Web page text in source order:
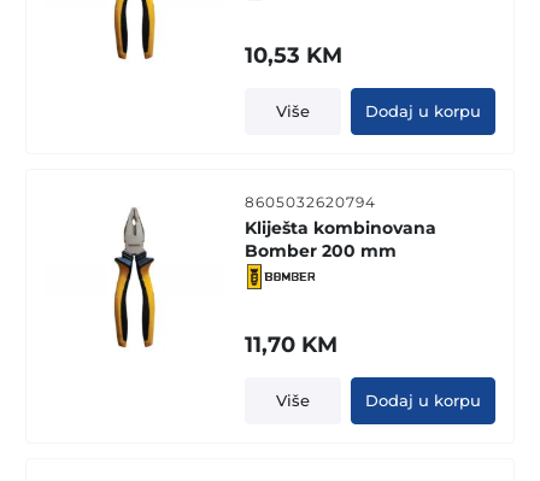
10,53 KM
Više Dodaj u korpu
8605032620794
Kliješta kombinovana
Bomber 200 mm
11,70 KM
Više Dodaj u korpu